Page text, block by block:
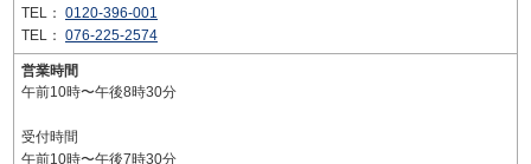
TEL： 0120-396-001
TEL： 076-225-2574
営業時間
午前10時〜午後8時30分
受付時間
午前10時〜午後7時30分